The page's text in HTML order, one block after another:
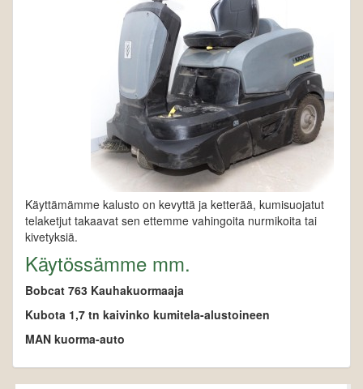
Käyttämämme kalusto on kevyttä ja ketterää, kumisuojatut
telaketjut takaavat sen ettemme vahingoita nurmikoita tai
kivetyksiä.
Käytössämme mm.
Bobcat 763 Kauhakuormaaja
Kubota 1,7 tn kaivinko kumitela-alustoineen
MAN kuorma-auto